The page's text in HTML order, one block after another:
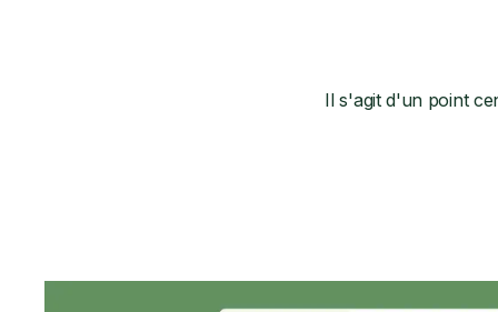
Il s'agit d'un point